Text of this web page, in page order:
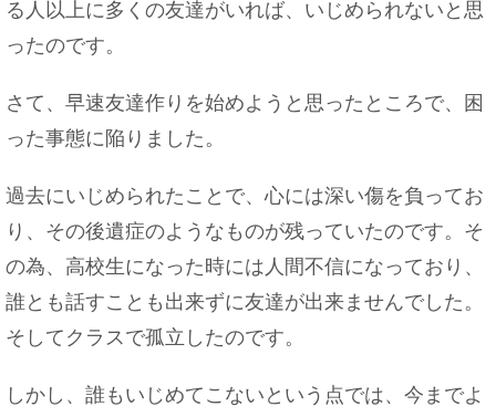
る人以上に多くの友達がいれば、いじめられないと思
ったのです。
さて、早速友達作りを始めようと思ったところで、困
った事態に陥りました。
過去にいじめられたことで、心には深い傷を負ってお
り、その後遺症のようなものが残っていたのです。そ
の為、高校生になった時には人間不信になっており、
誰とも話すことも出来ずに友達が出来ませんでした。
そしてクラスで孤立したのです。
しかし、誰もいじめてこないという点では、今までよ